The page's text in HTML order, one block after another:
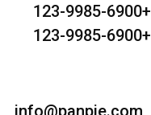
+123-9985-6900
+123-9985-6900
info@panpie.com